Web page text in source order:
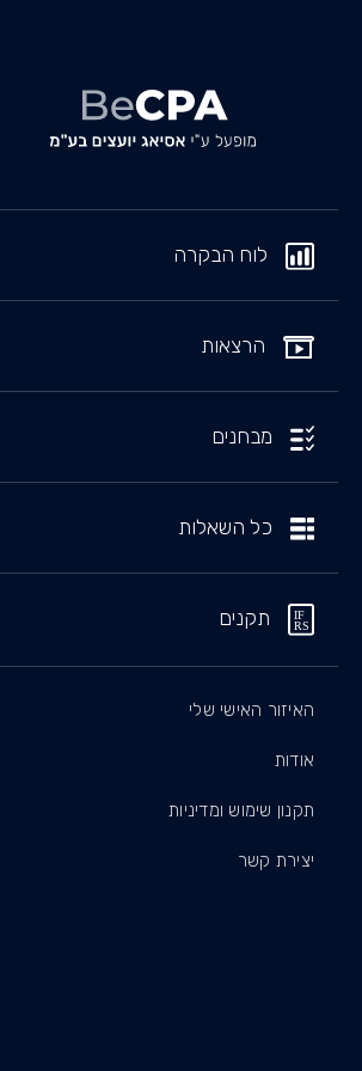
לוח הבקרה
הרצאות
מבחנים
כל השאלות
תקנים
האיזור האישי שלי
אודות
תקנון שימוש ומדיניות
יצירת קשר